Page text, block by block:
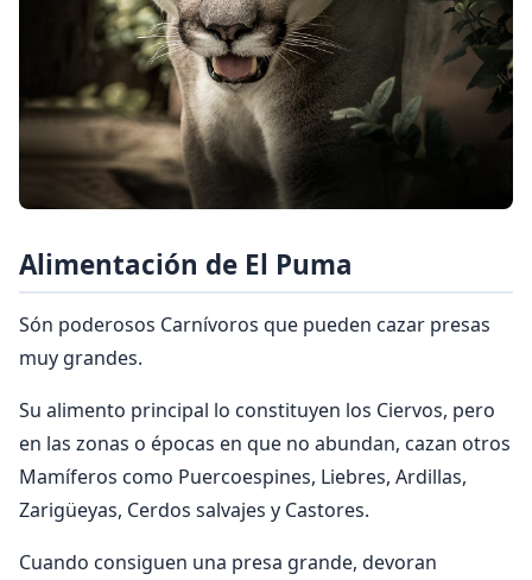
Alimentación de El Puma
Són poderosos Carnívoros que pueden cazar presas
muy grandes.
Su alimento principal lo constituyen los Ciervos, pero
en las zonas o épocas en que no abundan, cazan otros
Mamíferos como Puercoespines, Liebres, Ardillas,
Zarigüeyas, Cerdos salvajes y Castores.
Cuando consiguen una presa grande, devoran